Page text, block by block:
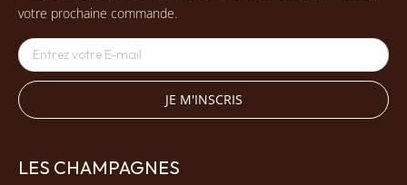
votre prochaine commande.
LES CHAMPAGNES